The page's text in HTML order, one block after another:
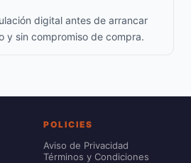
digital antes de arrancar
y sin compromiso de compra.
POLICIES
Aviso de Privacidad
Términos y Condiciones